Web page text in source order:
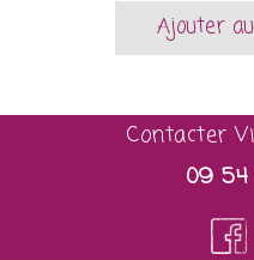
Ajouter
Contacter
09